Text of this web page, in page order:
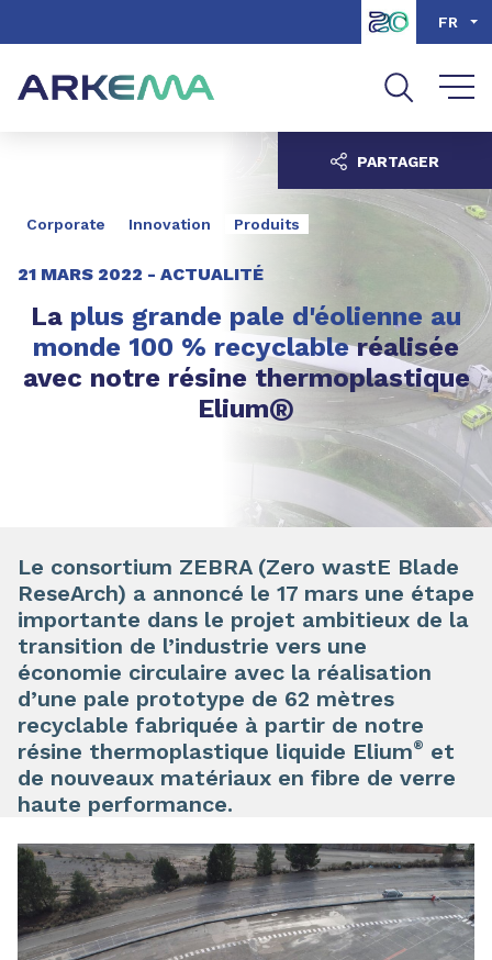
Aller à la recherche
FR
Corporate Innovation Produits
21 MARS 2022 - ACTUALITÉ
La plus grande pale d'éolienne au
monde 100 % recyclableréalisée
avec notre résine thermoplastique
Elium®
PARTAGER
Le consortium ZEBRA (Zero wastE Blade
ReseArch) a annoncé le 17 mars une étape
importante dans le projet ambitieux de la
transition de l’industrie vers une
économie circulaire avec la réalisation
d’une pale prototype de 62 mètres
recyclable fabriquée à partir de notre
résine thermoplastique liquide Elium® et
de nouveaux matériaux en fibre de verre
haute performance.